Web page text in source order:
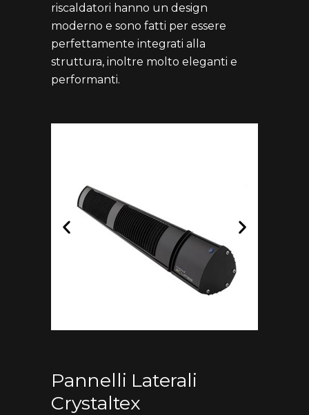
riscaldatori hanno un design
moderno e sono fatti per essere
perfettamente integrati alla
struttura, inoltre molto eleganti e
performanti.
Pannelli Laterali
Crystaltex